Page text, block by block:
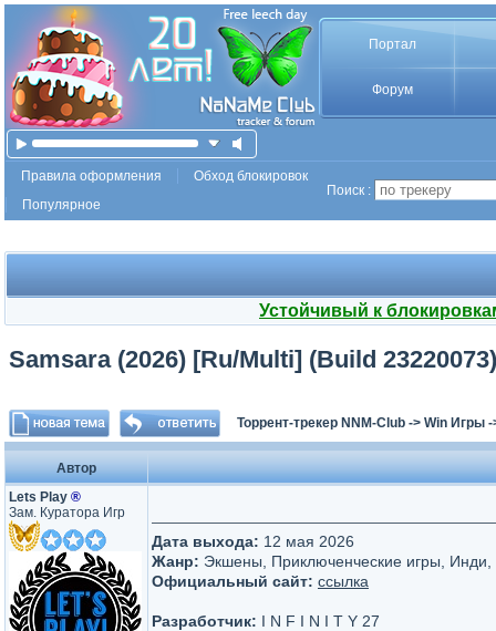
Портал
Форум
Правила оформления
Обход блокировок
Популярное
Поиск :
Устойчивый к
Samsara (2026) [Ru/Multi] (Build
Торрент-трекер NNM-Club -> Win Игры
Автор
Lets Play ®
Зам. Куратора Игр
Дата выхода: 12 мая 2026
Жанр: Экшены, Приключенческие игры, Инди,
Официальный сайт: ссылка
Разработчик: I N F I N I T Y 27